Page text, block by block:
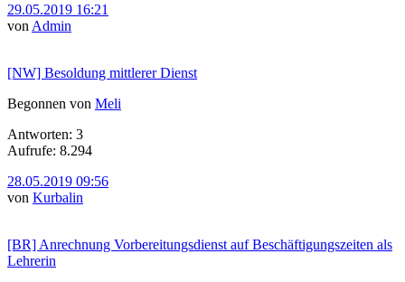
29.05.2019 16:21
von Admin
[NW] Besoldung mittlerer Dienst
Begonnen von Meli
Antworten: 3
Aufrufe: 8.294
28.05.2019 09:56
von Kurbalin
[BR] Anrechnung Vorbereitungsdienst auf Beschäftigungszeiten als
Lehrerin